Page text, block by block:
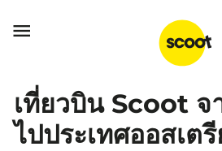

เที่ยวบิน Scoot จ
ไปประเทศออสเต